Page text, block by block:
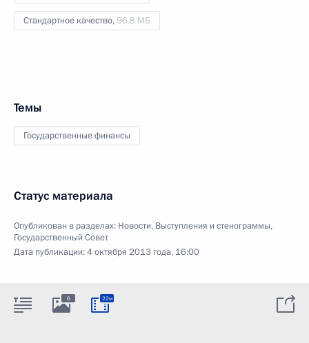
Стандартное качество,96.8 МБ
Темы
Государственные финансы
Статус материала
Опубликован в разделах: Новости, Выступления и стенограммы,
Государственный Совет
Дата публикации:4 октября 2013 года, 16:00
6 22м